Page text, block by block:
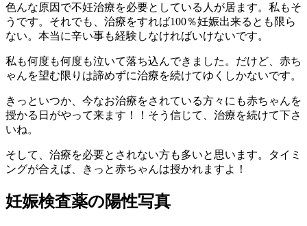
色んな原因で不妊治療を必要としている人が居ます。私もそ
うです。それでも、治療をすれば100％妊娠出来るとも限ら
ない。本当に辛い事も経験しなければいけないです。
私も何度も何度も泣いて落ち込んできました。だけど、赤ち
ゃんを望む限りは諦めずに治療を続けてゆくしかないです。
きっといつか、今なお治療をされている方々にも赤ちゃんを
授かる日がやって来ます！！そう信じて、治療を続けて下さ
いね。
そして、治療を必要とされない方も多いと思います。タイミ
ングが合えば、きっと赤ちゃんは授かれますよ！
妊娠検査薬の陽性写真